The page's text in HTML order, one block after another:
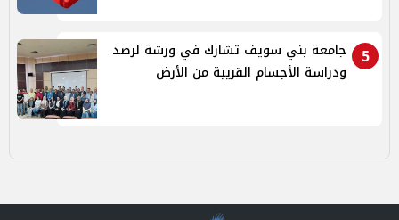
5
جامعة بني سويف تشارك في ورشة لرصد
ودراسة الأجسام القريبة من الأرض